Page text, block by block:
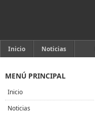
Inicio Noticias
MENÚ PRINCIPAL
Inicio
Noticias